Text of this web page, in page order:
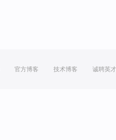
官方博客 技术博客 诚聘英才